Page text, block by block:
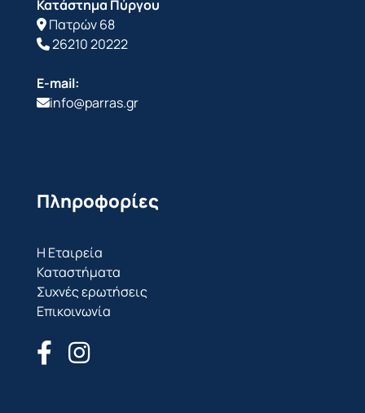
Κατάστημα Πύργου
Πατρών 68
26210 20222
E-mail:
info@parras.gr
Πληροφορίες
Η Εταιρεία
Καταστήματα
Συχνές ερωτήσεις
Επικοινωνία